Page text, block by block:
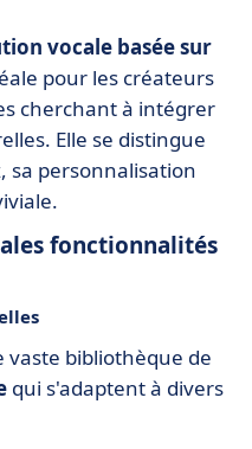
vocale basée sur
pour les créateurs
cherchant à intégrer
Elle se distingue
sa personnalisation
fonctionnalités
vaste bibliothèque de
qui s'adaptent à divers